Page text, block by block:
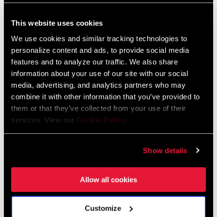
This website uses cookies
We use cookies and similar tracking technologies to
personalize content and ads, to provide social media
features and to analyze our traffic. We also share
information about your use of our site with our social
media, advertising, and analytics partners who may
combine it with other information that you’ve provided to
them or that they’ve collected from your use of their
services. View our Cookie Policy.
Show details
Allow all cookies
Customize
HÄNDLERSUCHE
EIGENSCHAFTEN
Moderne Schaltergonomie
Klassenbestes Reibungsmanagement
MEHR EIGENSCHAFTEN ANZEIGEN
Einige Produktvarianten, die auf dieser Seite gezeigt werden, sind
nicht im Handel erhältlich und werden nur an Komplettfahrrädern
verbaut. Einzelheiten erfährst du bei deinem Händler.